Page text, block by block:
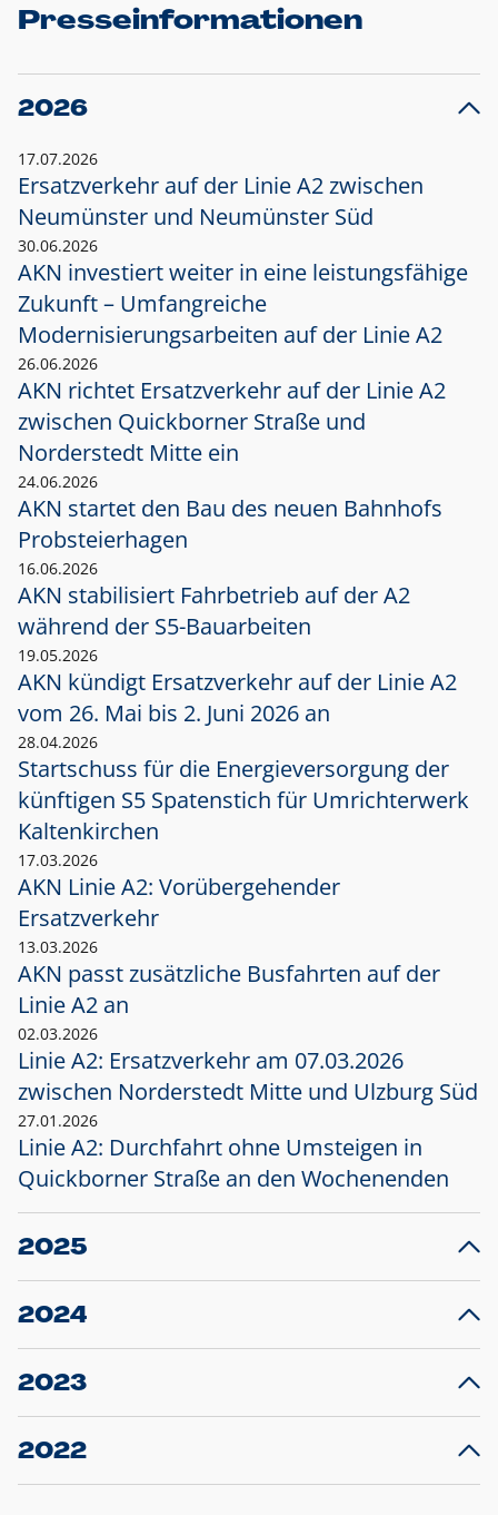
Presseinformationen
2026
17.07.2026
Ersatzverkehr auf der Linie A2 zwischen
Neumünster und Neumünster Süd
30.06.2026
AKN investiert weiter in eine leistungsfähige
Zukunft – Umfangreiche
Modernisierungsarbeiten auf der Linie A2
26.06.2026
AKN richtet Ersatzverkehr auf der Linie A2
zwischen Quickborner Straße und
Norderstedt Mitte ein
24.06.2026
AKN startet den Bau des neuen Bahnhofs
Probsteierhagen
16.06.2026
AKN stabilisiert Fahrbetrieb auf der A2
während der S5-Bauarbeiten
19.05.2026
AKN kündigt Ersatzverkehr auf der Linie A2
vom 26. Mai bis 2. Juni 2026 an
28.04.2026
Startschuss für die Energieversorgung der
künftigen S5 Spatenstich für Umrichterwerk
Kaltenkirchen
17.03.2026
AKN Linie A2: Vorübergehender
Ersatzverkehr
13.03.2026
AKN passt zusätzliche Busfahrten auf der
Linie A2 an
02.03.2026
Linie A2: Ersatzverkehr am 07.03.2026
zwischen Norderstedt Mitte und Ulzburg Süd
27.01.2026
Linie A2: Durchfahrt ohne Umsteigen in
Quickborner Straße an den Wochenenden
2025
23.12.2025
Projekt S5: Start der Bauarbeiten am
2024
10.12.2024
Großprojekt S5: Sperrung der Bahnstraße in
2023
20.12.2023
Schleswig-Holstein verlängert den
2022
22.12.2022